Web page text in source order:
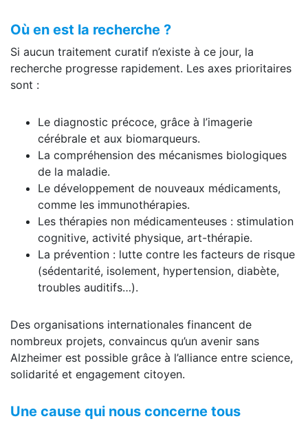
Où en est la recherche ?
Si aucun traitement curatif n’existe à ce jour, la
recherche progresse rapidement. Les axes prioritaires
sont :
Le diagnostic précoce, grâce à l’imagerie
cérébrale et aux biomarqueurs.
La compréhension des mécanismes biologiques
de la maladie.
Le développement de nouveaux médicaments,
comme les immunothérapies.
Les thérapies non médicamenteuses : stimulation
cognitive, activité physique, art-thérapie.
La prévention : lutte contre les facteurs de risque
(sédentarité, isolement, hypertension, diabète,
troubles auditifs…).
Des organisations internationales financent de
nombreux projets, convaincus qu’un avenir sans
Alzheimer est possible grâce à l’alliance entre science,
solidarité et engagement citoyen.
Une cause qui nous concerne tous